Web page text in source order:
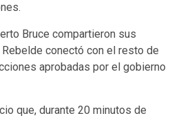
Bruce compartieron sus
conectó con el resto de
aprobadas por el gobierno
que, durante 20 minutos de